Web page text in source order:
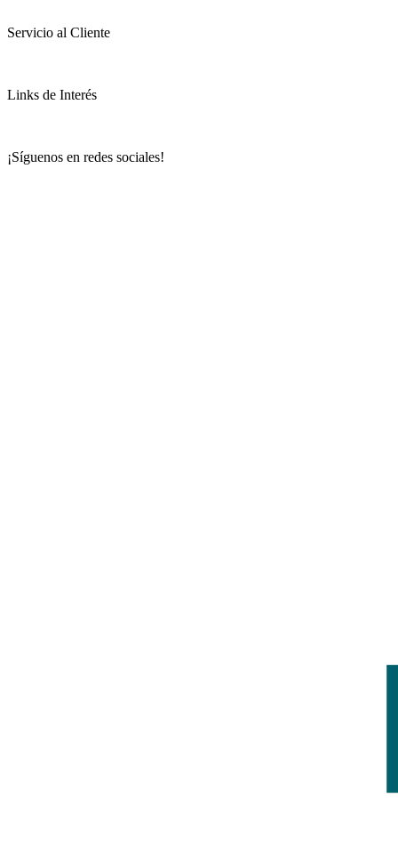
Servicio al Cliente
Links de Interés
¡Síguenos en redes sociales!